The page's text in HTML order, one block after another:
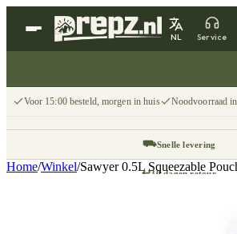
NL Service
Voor 15:00 besteld, morgen in huis Noodvoorraad
⛟Snelle levering
↩30 dagen retour
Home/Winkel/Sawyer 0.5L Squeezable